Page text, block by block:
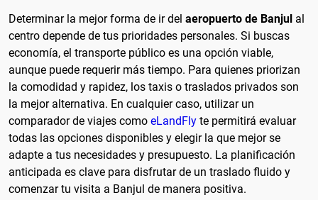
Determinar la mejor forma de ir del aeropuerto de Banjul al
centro depende de tus prioridades personales. Si buscas
economía, el transporte público es una opción viable,
aunque puede requerir más tiempo. Para quienes priorizan
la comodidad y rapidez, los taxis o traslados privados son
la mejor alternativa. En cualquier caso, utilizar un
comparador de viajes como eLandFly te permitirá evaluar
todas las opciones disponibles y elegir la que mejor se
adapte a tus necesidades y presupuesto. La planificación
anticipada es clave para disfrutar de un traslado fluido y
comenzar tu visita a Banjul de manera positiva.